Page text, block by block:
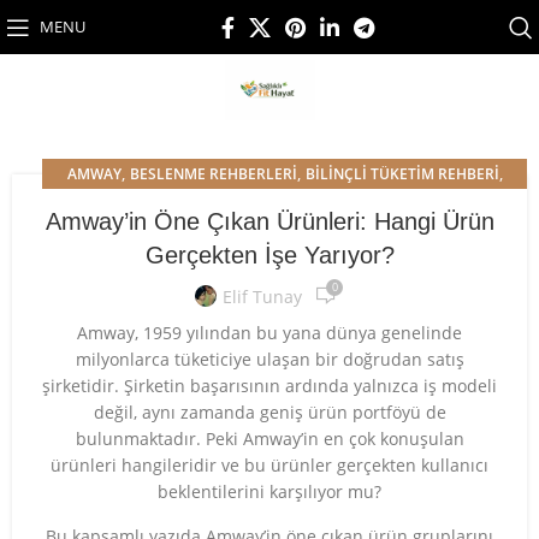
MENU
AMWAY, BESLENME REHBERLERI, BILINÇLI TÜKETIM REHBERI,
Amway’in Öne Çıkan Ürünleri: Hangi Ürün
Gerçekten İşe Yarıyor?
Elif Tunay 0
Amway, 1959 yılından bu yana dünya genelinde
milyonlarca tüketiciye ulaşan bir doğrudan satış
şirketidir. Şirketin başarısının ardında yalnızca iş modeli
değil, aynı zamanda geniş ürün portföyü de
bulunmaktadır. Peki Amway’in en çok konuşulan
ürünleri hangileridir ve bu ürünler gerçekten kullanıcı
beklentilerini karşılıyor mu?